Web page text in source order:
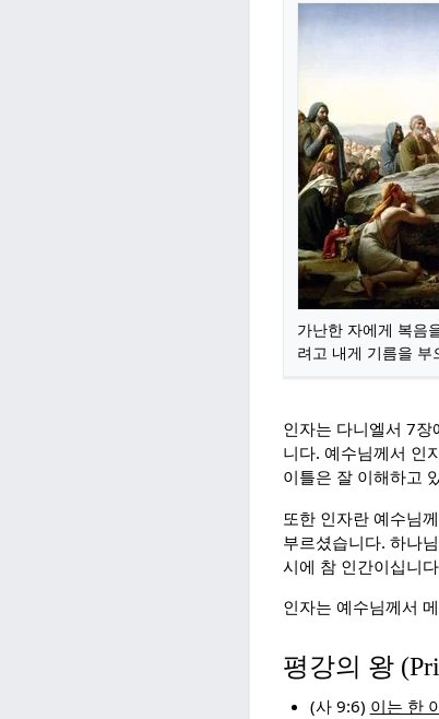
가난한 자에게 복음
려고 내게 기름을 부
인자는 다니엘서 7
니다. 예수님께서 인
이틀은 잘 이해하고
또한 인자란 예수님
부르셨습니다. 하나
시에 참 인간이십니
인자는 예수님께서
평강의 왕
(사 9:6) 이는 한